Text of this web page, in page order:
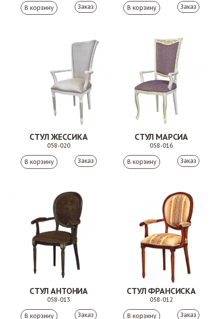
Заказ Заказ
СТУЛ ЖЕССИКА
058-020
Заказ
СТУЛ МАРСИА
058-016
Заказ
СТУЛ АНТОНИА
058-013
Заказ
СТУЛ ФРАНСИСКА
058-012
Заказ